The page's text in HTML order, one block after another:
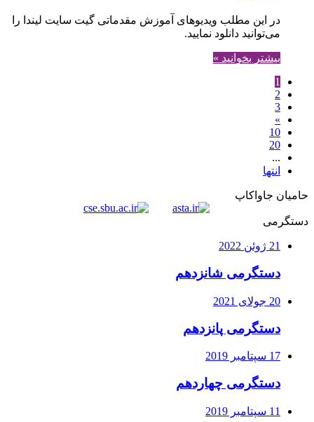
در این مطلب ویدیو‌های آموزش مقدماتی گیت سایت لیندا را
می‌توانید دانلود نمایید.
بیشتر بخوانید »
1
2
3
»
10
20
...
انتها
حامیان جاواکاپ
دستگرمی
21 ژوئن 2022
دستگرمی شانزدهم
20 جولای 2021
دستگرمی پانزدهم
17 سپتامبر 2019
دستگرمی چهاردهم
11 سپتامبر 2019